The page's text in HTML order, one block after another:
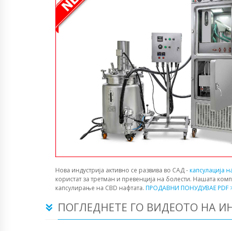
Нова индустрија активно се развива во САД -капсулација
користат за третман и превенција на болести. Нашата
капсулирање на CBD нафтата. ПРОДАВНИ ПОНУДУВАЕ PDF
ПОГЛЕДНЕТЕ ГО ВИДЕОТО НА